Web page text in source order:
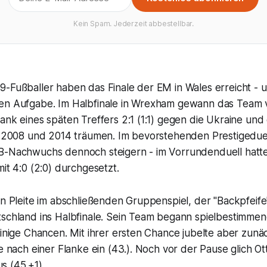
Kein Spam. Jederzeit abbestellbar.
Fußballer haben das Finale der EM in Wales erreicht -
Aufgabe. Im Halbfinale in Wrexham gewann das Team
eines späten Treffers 2:1 (1:1) gegen die Ukraine
und 2014 träumen. Im bevorstehenden
Nachwuchs dennoch steigern - im Vorrundenduell
4:0 (2:0) durchgesetzt.
Pleite im abschließenden Gruppenspiel, der
ins Halbfinale. Sein Team begann
Chancen. Mit ihrer ersten Chance jubelte aber
nach einer Flanke ein (43.). Noch vor der Pause glich